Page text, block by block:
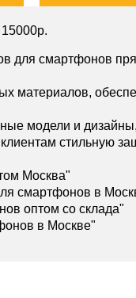
для смартфонов
материалов,
модели и
стильную
Москва"
смартфонов в
оптом со склада"
в Москве"